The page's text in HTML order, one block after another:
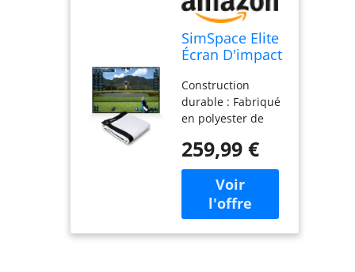
SimSpace Elite
Écran D'impact
Simulateur De
Golf - Ecran De
Projection
Premium pour
Simulateur De
Golf à
Domicile,
Construction
Monocouche
De Haute
Construction
durable : Fabriqué
en polyester de
notre écran
d'impact de golf
monocouche
garantit la
durabilité et une
excellente qualité
259,99 €